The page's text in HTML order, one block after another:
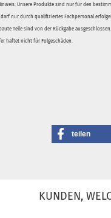
Unsere Produkte sind nur für den
darf nur durch qualifiziertes Fachpersonal
Teile sind von der Rückgabe ausgeschlossen.
haftet nicht für Folgeschäden.
teilen
KUNDEN,